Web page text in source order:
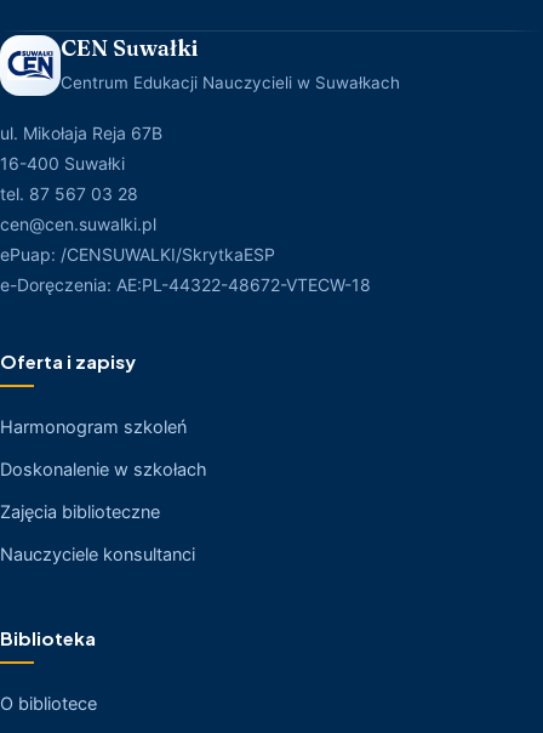
CEN Suwałki
Centrum Edukacji Nauczycieli w Suwałkach
ul. Mikołaja Reja 67B
16-400 Suwałki
tel. 87 567 03 28
cen@cen.suwalki.pl
ePuap: /CENSUWALKI/SkrytkaESP
e-Doręczenia: AE:PL-44322-48672-VTECW-18
Oferta i zapisy
Harmonogram szkoleń
Doskonalenie w szkołach
Zajęcia biblioteczne
Nauczyciele konsultanci
Biblioteka
O bibliotece